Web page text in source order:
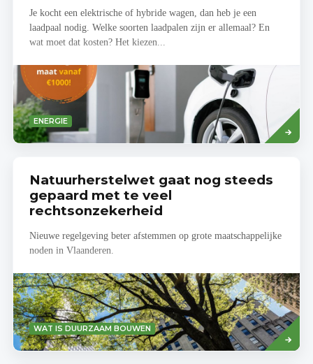
Je kocht een elektrische of hybride wagen, dan heb je een
laadpaal nodig. Welke soorten laadpalen zijn er allemaal? En
wat moet dat kosten? Het kiezen...
ENERGIE
more
Natuurherstelwet gaat nog steeds
gepaard met te veel
rechtsonzekerheid
Nieuwe regelgeving beter afstemmen op grote maatschappelijke
noden in Vlaanderen.
WAT IS DUURZAAM BOUWEN
Lees
meer